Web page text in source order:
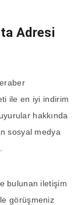
Adresi
ile en iyi indirim
hakkında
sosyal medya
bulunan iletişim
görüşmeniz